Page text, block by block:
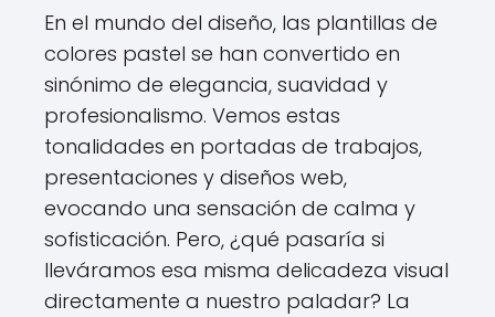
En el mundo del diseño, las plantillas de
colores pastel se han convertido en
sinónimo de elegancia, suavidad y
profesionalismo. Vemos estas
tonalidades en portadas de trabajos,
presentaciones y diseños web,
evocando una sensación de calma y
sofisticación. Pero, ¿qué pasaría si
lleváramos esa misma delicadeza visual
directamente a nuestro paladar? La